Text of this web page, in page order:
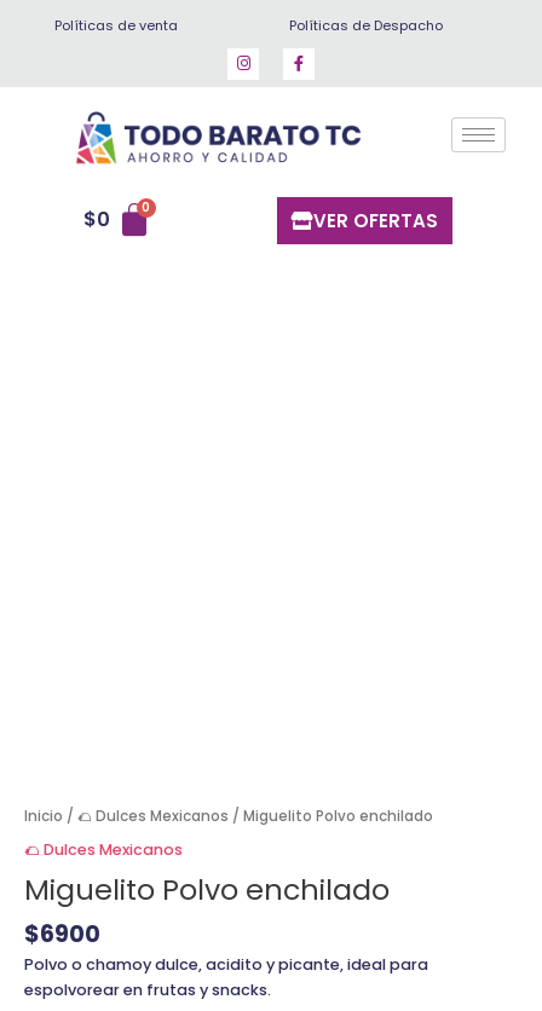
Políticas de venta Políticas de Despacho
$0 VER OFERTAS
Inicio / 🌮 Dulces Mexicanos / Miguelito Polvo enchilado
🌮 Dulces Mexicanos
Miguelito Polvo enchilado
$6900
Polvo o chamoy dulce, acidito y picante, ideal para
espolvorear en frutas y snacks.